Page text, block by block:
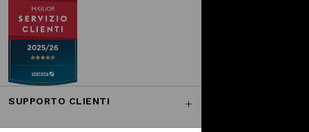
SUPPORTO CLIENTI